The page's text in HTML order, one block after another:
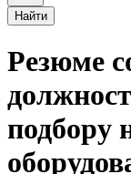
Найти
Резюме
подбору